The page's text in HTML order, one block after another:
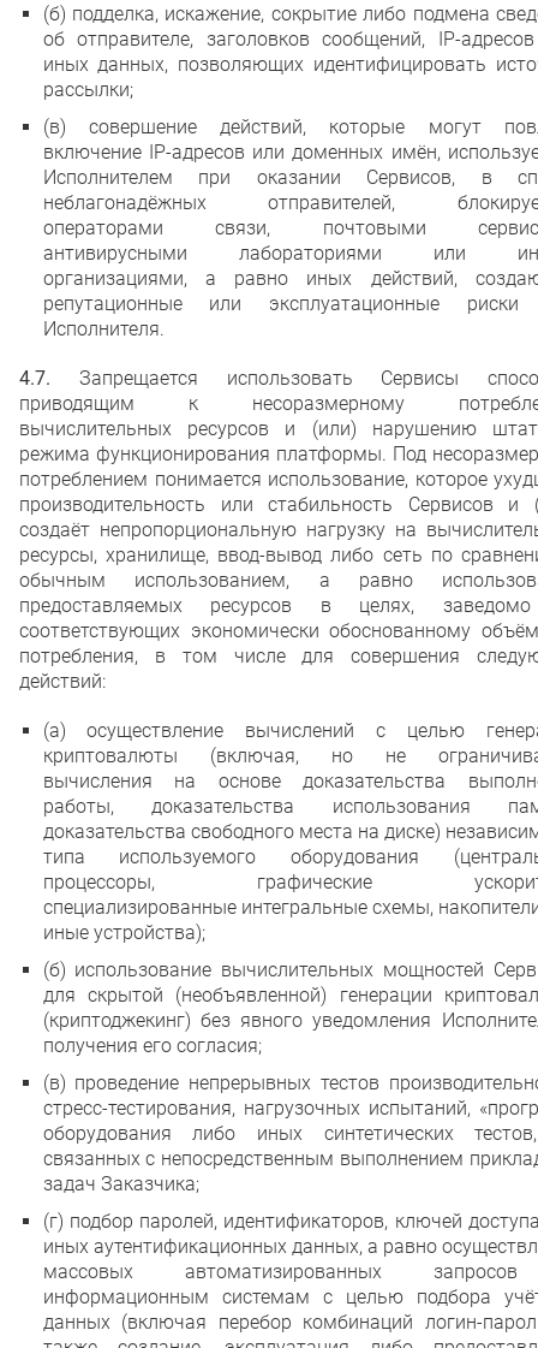
(б) подделка, искажение, сокрытие либо подмена
об отправителе, заголовков сообщений, IP-
иных данных, позволяющих идентифицировать
рассылки;
(в) совершение действий, которые могут
включение IP-адресов или доменных имён,
Исполнителем при оказании Сервисов, в
неблагонадёжных отправителей,
операторами связи, почтовыми
антивирусными лабораториями или
организациями, а равно иных действий,
репутационные или эксплуатационные
Исполнителя.
4.7. Запрещается использовать Сервисы
приводящим к несоразмерному
вычислительных ресурсов и (или) нарушению
режима функционирования платформы. Под
потреблением понимается использование, которое
производительность или стабильность Сервисов и
создаёт непропорциональную нагрузку на
ресурсы, хранилище, ввод-вывод либо сеть по
обычным использованием, а равно
предоставляемых ресурсов в целях,
соответствующих экономически обоснованному
потребления, в том числе для совершения
действий:
(а) осуществление вычислений с целью
криптовалюты (включая, но не
вычисления на основе доказательства
работы, доказательства использования
доказательства свободного места на диске)
типа используемого оборудования
процессоры, графические
специализированные интегральные схемы,
иные устройства);
(б) использование вычислительных мощностей
для скрытой (необъявленной) генерации
(криптоджекинг) без явного уведомления
получения его согласия;
(в) проведение непрерывных тестов
стресс-тестирования, нагрузочных испытаний,
оборудования либо иных синтетических
связанных с непосредственным выполнением
задач Заказчика;
(г) подбор паролей, идентификаторов, ключей
иных аутентификационных данных, а равно
массовых автоматизированных
информационным системам с целью подбора
данных (включая перебор комбинаций логин-